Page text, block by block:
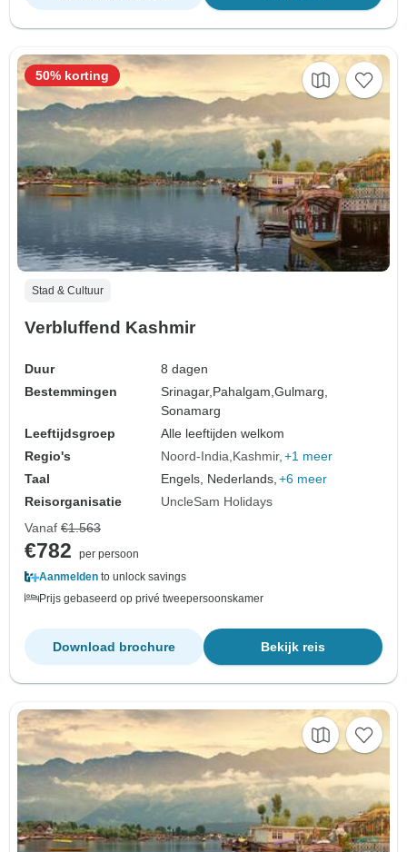
Stad & Cultuur
Verbluffend Kashmir
Duur
8 dagen
Bestemmingen
Srinagar, Pahalgam,Gulmarg,
Sonamarg
Leeftijdsgroep
Alle leeftijden welkom
Regio's
Noord-India Kashmir +1 meer
Taal
Engels, Nederlands, +6 meer
Reisorganisatie
UncleSam Holidays
50% korting
Vanaf €1.563
€782
per persoon
Aanmelden to unlock savings
Prijs gebaseerd op privé tweepersoonskamer
Bekijk reis
Download brochure